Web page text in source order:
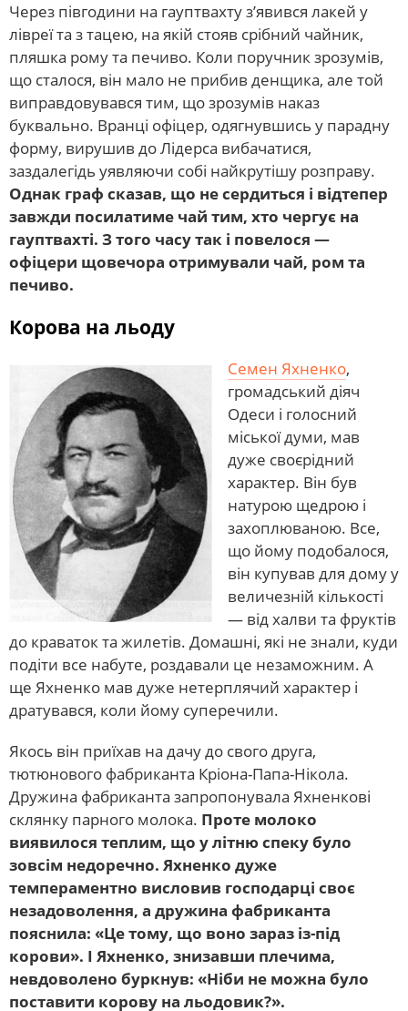
Через півгодини на гауптвахту з’явився лакей у
лівреї та з тацею, на якій стояв срібний чайник,
пляшка рому та печиво. Коли поручник зрозумів,
що сталося, він мало не прибив денщика, але той
виправдовувався тим, що зрозумів наказ
буквально. Вранці офіцер, одягнувшись у парадну
форму, вирушив до Лідерса вибачатися,
заздалегідь уявляючи собі найкрутішу розправу.
Однак граф сказав, що не сердиться і відтепер
завжди посилатиме чай тим, хто чергує на
гауптвахті. З того часу так і повелося —
офіцери щовечора отримували чай, ром та
печиво.
Корова на льоду
Семен Яхненко,
громадський діяч
Одеси і голосний
міської думи, мав
дуже своєрідний
характер. Він був
натурою щедрою і
захоплюваною. Все,
що йому подобалося,
він купував для дому у
величезній кількості
— від халви та фруктів
до краваток та жилетів. Домашні, які не знали, куди
подіти все набуте, роздавали це незаможним. А
ще Яхненко мав дуже нетерплячий характер і
дратувався, коли йому суперечили.
Якось він приїхав на дачу до свого друга,
тютюнового фабриканта Кріона-Папа-Нікола.
Дружина фабриканта запропонувала Яхненкові
склянку парного молока. Проте молоко
виявилося теплим, що у літню спеку було
зовсім недоречно. Яхненко дуже
темпераментно висловив господарці своє
незадоволення, а дружина фабриканта
пояснила: «Це тому, що воно зараз із-під
корови». І Яхненко, знизавши плечима,
невдоволено буркнув: «Ніби не можна було
поставити корову на льодовик?».